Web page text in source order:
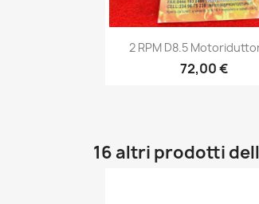
 Anteprima
2 RPM D8.5
72,00 €
16 altri prodotti